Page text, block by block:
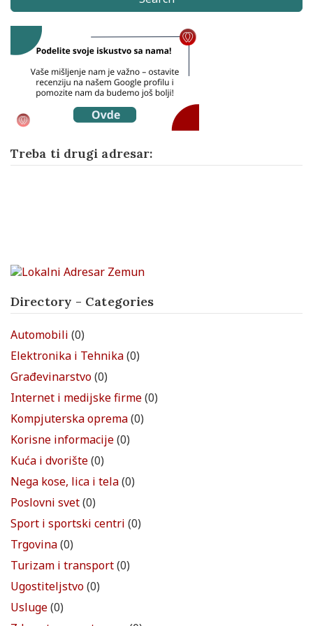
Treba ti drugi adresar:
Directory - Categories
Automobili (0)
Elektronika i Tehnika(0)
Građevinarstvo(0)
Internet i medijske firme(0)
Kompjuterska oprema(0)
Korisne informacije(0)
Kuća i dvorište(0)
Nega kose, lica i tela(0)
Poslovni svet(0)
Sport i sportski centri (0)
Trgovina(0)
Turizam i transport(0)
Ugostiteljstvo(0)
Usluge(0)